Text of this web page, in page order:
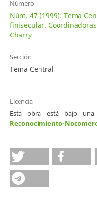
Número
Núm. 47 (1999): Tema
finisecular.
Charry
Sección
Tema Central
Licencia
Esta obra está bajo una
Reconocimiento-